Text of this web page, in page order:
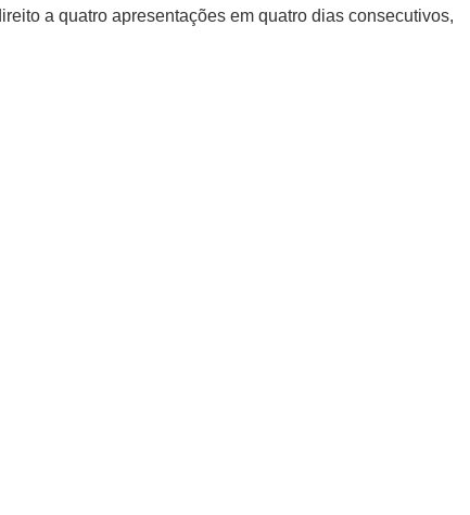
a quatro apresentações em quatro dias consecutivos,